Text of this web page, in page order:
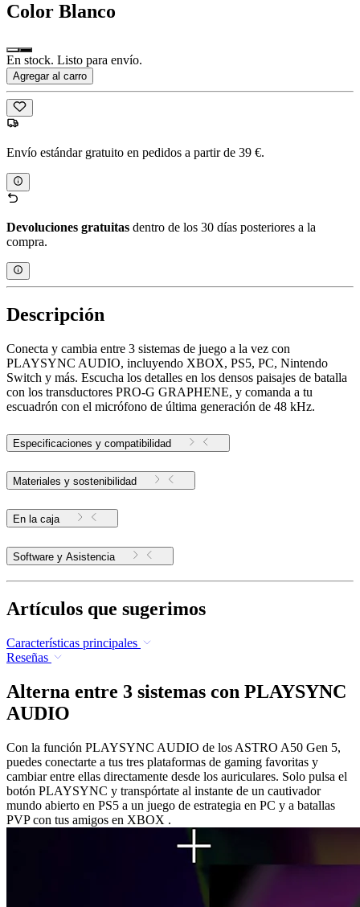
Color Blanco
En stock. Listo para envío.
Agregar al carro
Envío estándar gratuito en pedidos a partir de 39 €.
Devoluciones gratuitas dentro de los 30 días posteriores a la
compra.
Descripción
Conecta y cambia entre 3 sistemas de juego a la vez con
PLAYSYNC AUDIO, incluyendo XBOX, PS5, PC, Nintendo
Switch y más. Escucha los detalles en los densos paisajes de batalla
con los transductores PRO-G GRAPHENE, y comanda a tu
escuadrón con el micrófono de última generación de 48 kHz.
Especificaciones y compatibilidad
Materiales y sostenibilidad
En la caja
Software y Asistencia
Artículos que sugerimos
Características principales
Reseñas
Alterna entre 3 sistemas con PLAYSYNC
AUDIO
Con la función PLAYSYNC AUDIO de los ASTRO A50 Gen 5,
puedes conectarte a tus tres plataformas de gaming favoritas y
cambiar entre ellas directamente desde los auriculares. Solo pulsa el
botón PLAYSYNC y transpórtate al instante de un cautivador
mundo abierto en PS5 a un juego de estrategia en PC y a batallas
PVP con tus amigos en XBOX .